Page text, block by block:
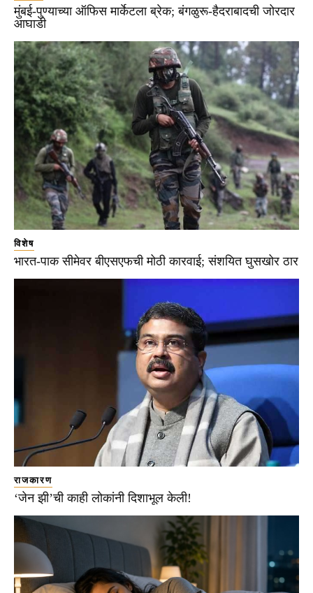
मुंबई-पुण्याच्या ऑफिस मार्केटला ब्रेक; बंगळुरू-हैदराबादची जोरदार
आघाडी
विशेष
भारत-पाक सीमेवर बीएसएफची मोठी कारवाई; संशयित घुसखोर ठार
राजकारण
‘जेन झी’ची काही लोकांनी दिशाभूल केली!